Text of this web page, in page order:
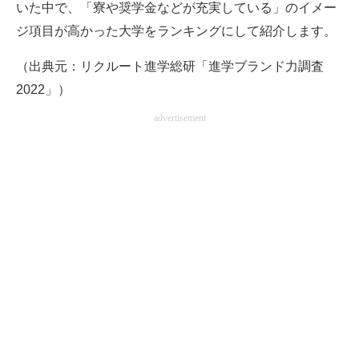
ビジネスと働き方のヒント
経営リーダーのコミュニティ
いた中で、「寮や奨学金などが充実している」のイメー
ジ項目が高かった大学をランキングにして紹介します。
（出典元：リクルート進学総研「進学ブランド力調査
2022」）
advertisement